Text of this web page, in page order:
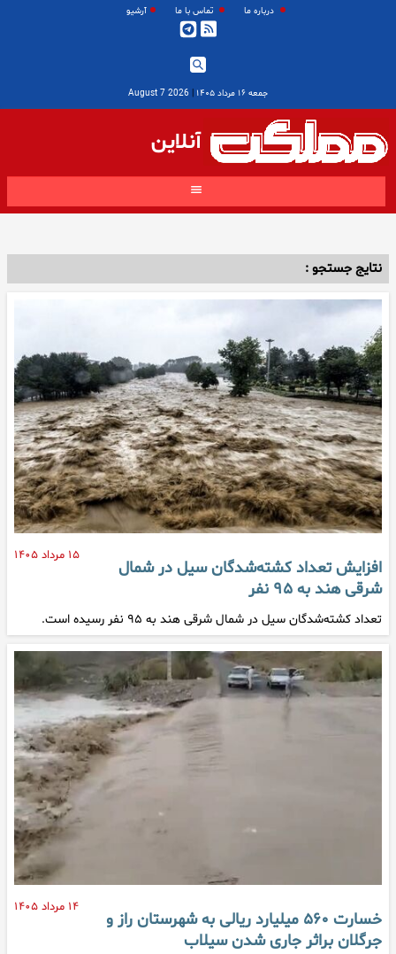
درباره ما تماس با ما آرشیو
جمعه ۱۶ مرداد ۱۴۰۵ |
2026 August 7
آنلاین
نتایج جستجو :
۱۵ مرداد ۱۴۰۵
افزایش تعداد کشته‌شدگان سیل در شمال
شرقی هند به ۹۵ نفر
تعداد کشته‌شدگان سیل در شمال شرقی هند به ۹۵ نفر رسیده است.
۱۴ مرداد ۱۴۰۵
خسارت ۵۶۰ میلیارد ریالی به شهرستان راز و
جرگلان براثر جاری شدن سیلاب